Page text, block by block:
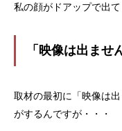
私の顔がドアップで出て
「映像は出ませ
取材の最初に「映像は
がするんですが・・・